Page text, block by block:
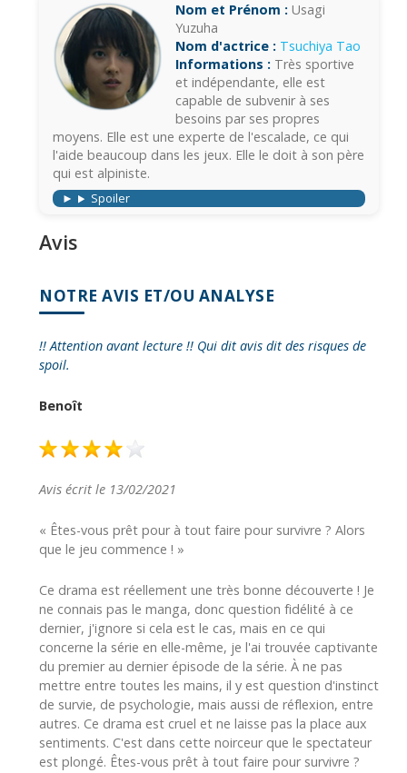
Nom et Prénom : Usagi
Yuzuha
Nom d'actrice : Tsuchiya Tao
Informations : Très sportive
et indépendante, elle est
capable de subvenir à ses
besoins par ses propres
moyens. Elle est une experte de l'escalade, ce qui
l'aide beaucoup dans les jeux. Elle le doit à son père
qui est alpiniste.
Spoiler
Avis
NOTRE AVIS ET/OU ANALYSE
!! Attention avant lecture !! Qui dit avis dit des risques de
spoil.
Benoît
Avis écrit le 13/02/2021
« Êtes-vous prêt pour à tout faire pour survivre ? Alors
que le jeu commence ! »
Ce drama est réellement une très bonne découverte ! Je
ne connais pas le manga, donc question fidélité à ce
dernier, j'ignore si cela est le cas, mais en ce qui
concerne la série en elle-même, je l'ai trouvée captivante
du premier au dernier épisode de la série. À ne pas
mettre entre toutes les mains, il y est question d'instinct
de survie, de psychologie, mais aussi de réflexion, entre
autres. Ce drama est cruel et ne laisse pas la place aux
sentiments. C'est dans cette noirceur que le spectateur
est plongé. Êtes-vous prêt à tout faire pour survivre ?